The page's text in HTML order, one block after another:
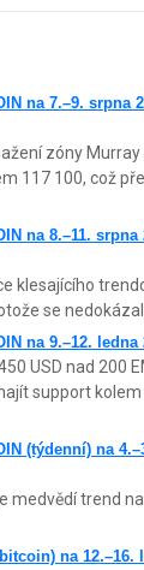
na 7.–9. srpna
zóny
117 100, což
na 8.–11. srpna
klesajícího
se
na 9.–12. ledna
USD nad 200
support
(týdenní) na
trend
na 12.–16.